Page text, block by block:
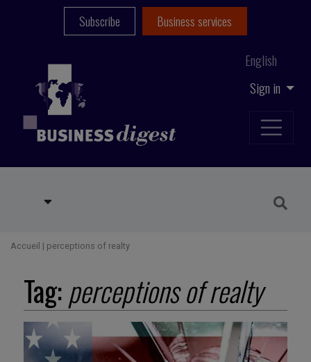
Sign in
English
Subscribe Business services
Accueil | perceptions of realty
Tag:perceptions of realty